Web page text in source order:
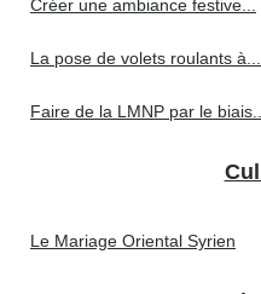
Créer une ambiance festive...
La pose de volets roulants à...
Faire de la LMNP par le biais...
Le Mariage Oriental Syrien